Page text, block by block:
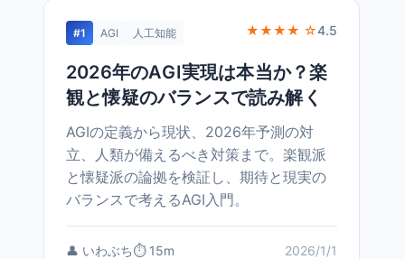
#1 AGI 人工知能 ★★★★ ☆4.5
2026年のAGI実現は本当か？楽
観と懐疑のバランスで読み解く
AGIの定義から現状、2026年予測の対
立、人類が備えるべき対策まで。楽観派
と懐疑派の論拠を検証し、期待と現実の
バランスで考えるAGI入門。
👤 いわぶち⏱️ 15m 2026/1/1